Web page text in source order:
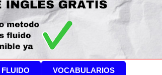
VOCABULARIOS